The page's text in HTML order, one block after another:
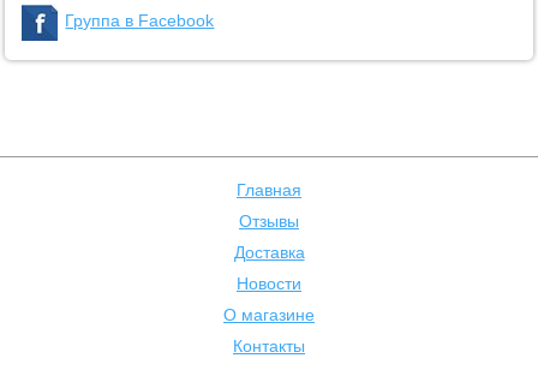
Группа в Facebook
Главная
Отзывы
Доставка
Новости
О магазине
Контакты